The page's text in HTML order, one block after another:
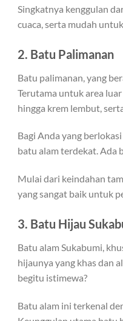
Singkatnya kenggulan
cuaca, serta mudah
2. Batu Palimanan
Batu palimanan, yang
Terutama untuk area
hingga krem lembut,
Bagi Anda yang
batu alam terdekat. Ada
Mulai dari keindahan
yang sangat baik untuk
3. Batu Hijau
Batu alam Sukabumi,
hijaunya yang khas dan
begitu istimewa?
Batu alam ini terkenal